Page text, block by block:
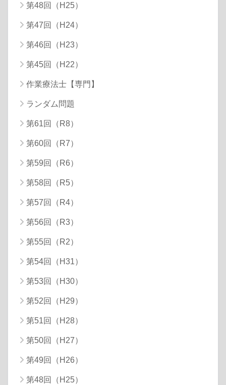
第48回（H25）
第47回（H24）
第46回（H23）
第45回（H22）
作業療法士【専門】
ランダム問題
第61回（R8）
第60回（R7）
第59回（R6）
第58回（R5）
第57回（R4）
第56回（R3）
第55回（R2）
第54回（H31）
第53回（H30）
第52回（H29）
第51回（H28）
第50回（H27）
第49回（H26）
第48回（H25）